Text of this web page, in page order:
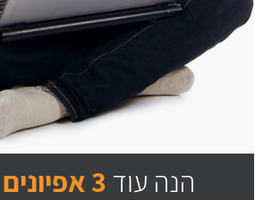
הנה עוד 3 אפיונים חשובים